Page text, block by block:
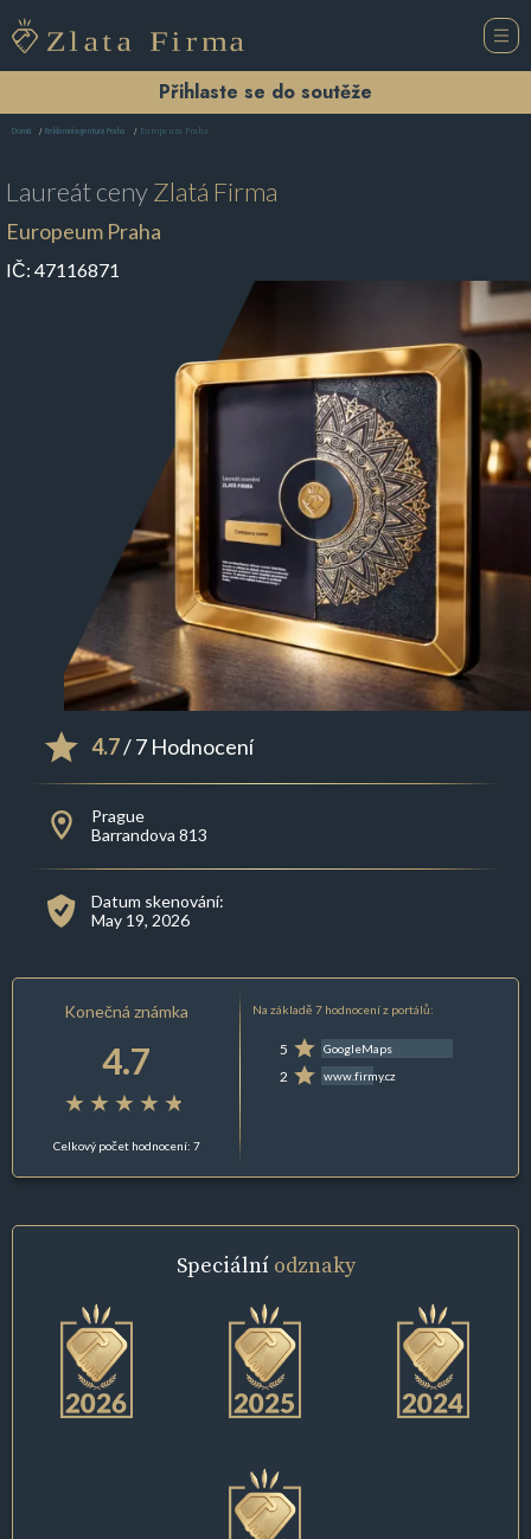
Přihlaste se do soutěže
Domů Reklamní agentura Praha Europeum Praha
Laureát cenyZlatá Firma
Europeum Praha
IČ: 47116871
4.7/ 7 Hodnocení
Prague
Barrandova 813
Datum skenování:
May 19, 2026
Konečná známka
4.7
Celkový počet hodnocení: 7
Na základě 7 hodnocení z portálů:
5 GoogleMaps
2 www.firmy.cz
Speciální odznaky